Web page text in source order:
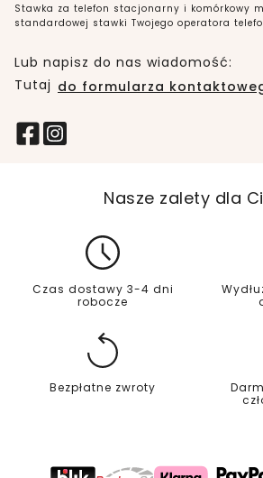
Stawka za telefon stacjonarny i komórkowy
standardowej stawki Twojego operatora
Lub napisz do nas wiadomość:
Tutaj do formularza
Nasze zalety dla
Czas dostawy 3-4 dni
robocze
Bezpłatne zwroty